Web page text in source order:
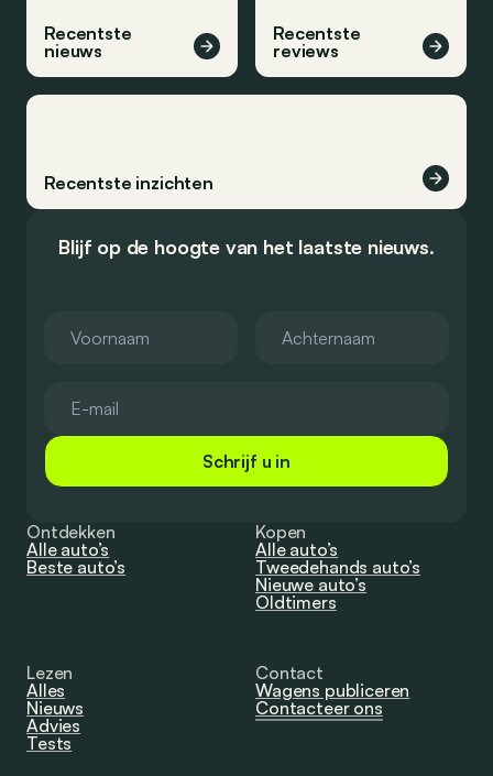
Recentste
nieuws
Recentste
reviews
Recentste inzichten
Blijf op de hoogte van het laatste nieuws.
Schrijf u in
Ontdekken
Alle auto’s
Beste auto’s
Kopen
Alle auto’s
Tweedehands auto’s
Nieuwe auto’s
Oldtimers
Lezen
Alles
Nieuws
Advies
Tests
Contact
Wagens publiceren
Contacteer ons